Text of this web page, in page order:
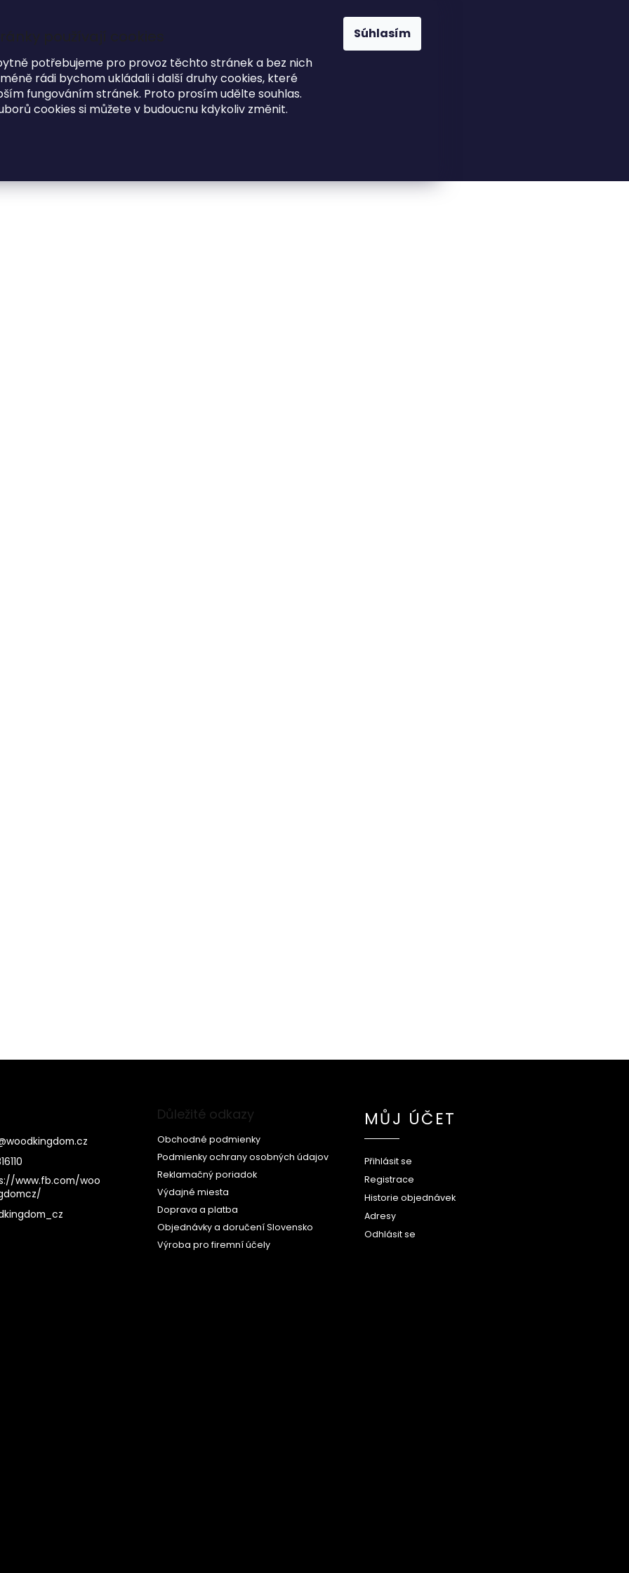
používají cookies
potřebujeme pro provoz těchto stránek a bez nich
rádi bychom ukládali i další druhy cookies, které
fungováním stránek. Proto prosím udělte souhlas.
cookies si můžete v budoucnu kdykoliv změnit.
Súhlasím
723816110
O NÁS
woodkingdom.cz
www.fb.com/woo
Důležité odkazy
Obchodné podmienky
Podmienky ochrany osobných údajov
Reklamačný poriadok
Výdajné miesta
Doprava a platba
Objednávky a doručení Slovensko
Výroba pro firemní účely
MŮJ ÚČET
Přihlásit se
Registrace
Historie objednávek
Adresy
Odhlásit se